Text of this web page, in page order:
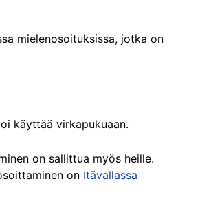
mielenosoituksissa, jotka on
käyttää virkapukuaan.
on sallittua myös heille.
on Itävallassa